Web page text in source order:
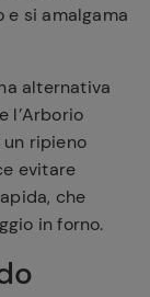
e si amalgama
alternativa
l’Arborio
ripieno
evitare
che
in forno.